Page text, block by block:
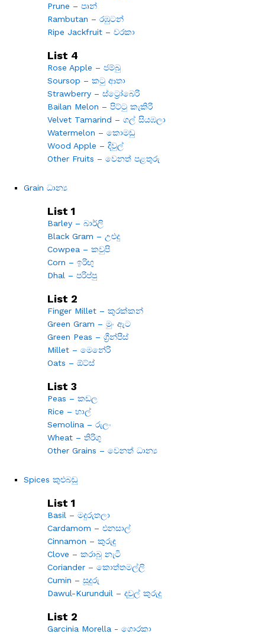
Prune – පෘන්
Rambutan – රඹුටන්
Ripe Jackfruit – වරකා
List 4
Rose Apple – ජම්බු
Soursop – කටු ආතා
Strawberry – ස්ට්‍රෝබෙරි
Bailan Melon – පිට්ටු කැකිරි
Velvet Tamarind – ගල් සියඹලා
Watermelon – කොමඩු
Wood Apple – දිවුල්
Other Fruits – වෙනත් පළතුරු
Grain ධාන්‍ය
List 1
Barley – බාර්ලි
Black Gram – උළුදු
Cowpea – කවුපි
Corn – ඉරිඟු
Dhal – පරිප්පු
List 2
Finger Millet – කුරක්කන්
Green Gram – මුං ඇට
Green Peas – ග්‍රීන්පීස්
Millet – මෙනේරි
Oats – ඕට්ස්
List 3
Peas – කඩල
Rice – හාල්
Semolina – රුලං
Wheat – තිරිගු
Other Grains – වෙනත් ධාන්‍ය
Spices කුළුබඩු
List 1
Basil – මදුරුතලා
Cardamom – එනසාල්
Cinnamon – කුරුඳු
Clove – කරාබු නැටි
Coriander – කොත්තමල්ලි
Cumin – සූදුරු
Dawul-Kurunduil – දවුල් කුරුදු
List 2
Garcinia Morella - ගොරකා